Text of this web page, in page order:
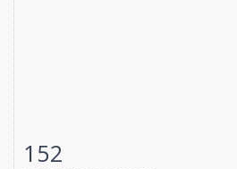
Fiche détaillée
152